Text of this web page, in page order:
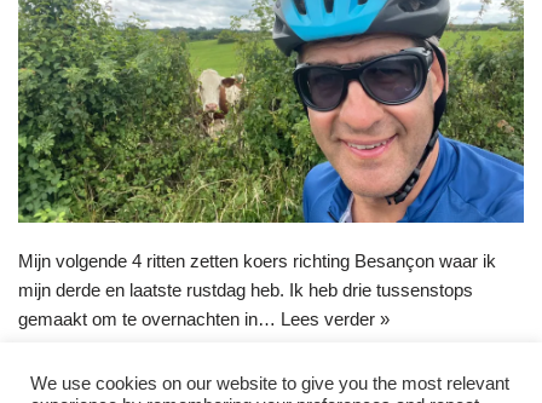
Mijn volgende 4 ritten zetten koers richting Besançon waar ik
mijn derde en laatste rustdag heb. Ik heb drie tussenstops
gemaakt om te overnachten in… Lees verder »
We use cookies on our website to give you the most relevant